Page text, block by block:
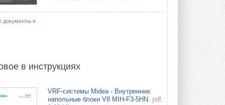
документы »
в инструкциях
VRF-системы Midea - Внутренние
напольные блоки V8 MIH-F3-5HN. pdf,